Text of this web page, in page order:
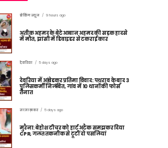
ब्रेकिंग न्यूज़ 9 hours ago
अतीक अहमद के बेटे आबान अहमद की सड़क हादसे
में मौत, झांसी में डिवाइडर से टकराई कार
देवरिया 5 days ago
देवरिया में आंबेडकर प्रतिमा विवाद: पथराव के बाद 3
पुलिसकर्मी निलंबित, गांव में 10 थानों की फोर्स
तैनात
ताज़ा ख़बर 5 days ago
मुरैना: बेहोश टीचर को हार्ट अटैक समझकर दिया
CPR, गलत तकनीक से टूटीं दो पसलियां